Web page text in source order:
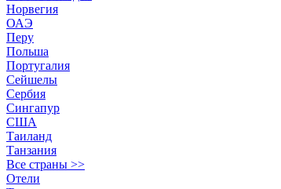
Норвегия
ОАЭ
Перу
Польша
Португалия
Сейшелы
Сербия
Сингапур
США
Таиланд
Танзания
Все страны >>
Отели